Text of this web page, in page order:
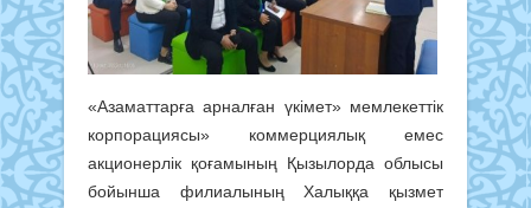
«Азаматтарға арналған үкімет» мемлекеттік
корпорациясы» коммерциялық емес
акционерлік қоғамының Қызылорда облысы
бойынша филиалының Халыққа қызмет